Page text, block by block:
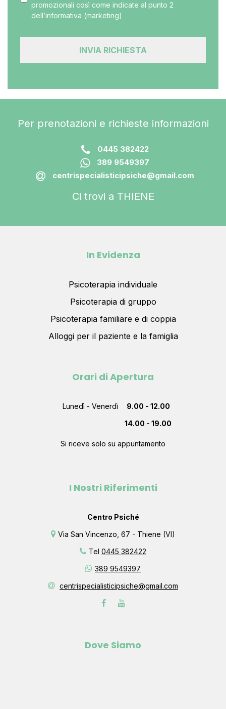
promozionali così come indicate al punto 2
dell’informativa (marketing)
Per prenotazioni e richieste informazioni
0445 382422
389 9549397
centrispecialisticipsiche@gmail.com
Ci trovi a THIENE
In Evidenza
Psicoterapia individuale
Psicoterapia di gruppo
Psicoterapia familiare e di coppia
Alloggi per il paziente e la famiglia
Orari di Apertura
Lunedì - Venerdì
9.00 - 12.00
14.00 - 19.00
Si riceve solo su appuntamento
I Nostri Riferimenti
Centro Psiché
Via San Vincenzo, 67 - Thiene (VI)
Tel 0445 382422
389 9549397
centrispecialisticipsiche@gmail.com
Dove Siamo